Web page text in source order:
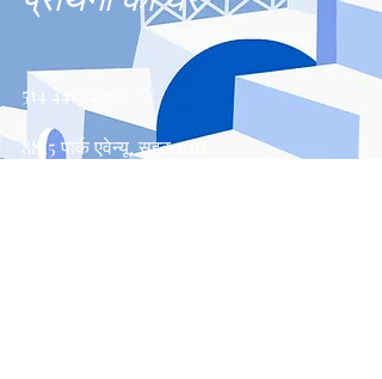
514 447-4292
8815 पार्क एवेन्यू, सुइट 100